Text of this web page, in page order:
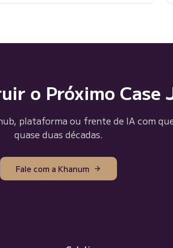
o Próximo Case
plataforma ou frente de IA com
quase duas décadas.
Fale com a Khanum